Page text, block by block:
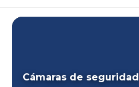
Cámaras de seguridad